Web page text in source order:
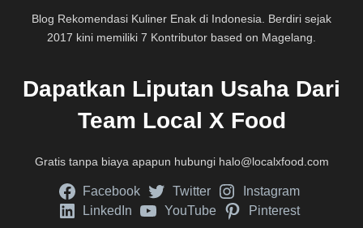
Blog Rekomendasi Kuliner Enak di Indonesia. Berdiri sejak
2017 kini memiliki 7 Kontributor based on Magelang.
Dapatkan Liputan Usaha Dari
Team Local X Food
Gratis tanpa biaya apapun hubungi halo@localxfood.com
Facebook Twitter
Instagram
LinkedIn
YouTube Pinterest